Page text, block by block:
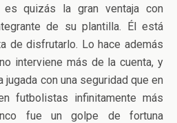
quizás la gran ventaja con
de su plantilla. Él está
de disfrutarlo. Lo hace además
interviene más de la cuenta, y
jugada con una seguridad que en
futbolistas infinitamente más
fue un golpe de fortuna